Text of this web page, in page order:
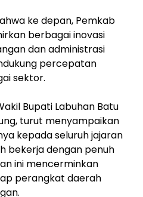
ke depan, Pemkab
berbagai inovasi
dan administrasi
percepatan
sektor.
Bupati Labuhan Batu
turut menyampaikan
kepada seluruh jajaran
bekerja dengan penuh
ini mencerminkan
perangkat daerah